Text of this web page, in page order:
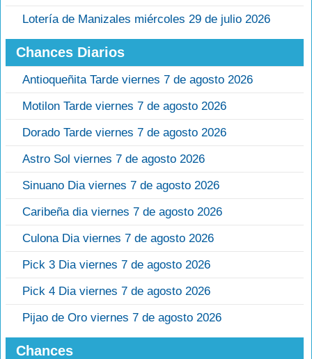
Lotería de Manizales miércoles 29 de julio 2026
Chances Diarios
Antioqueñita Tarde viernes 7 de agosto 2026
Motilon Tarde viernes 7 de agosto 2026
Dorado Tarde viernes 7 de agosto 2026
Astro Sol viernes 7 de agosto 2026
Sinuano Dia viernes 7 de agosto 2026
Caribeña dia viernes 7 de agosto 2026
Culona Dia viernes 7 de agosto 2026
Pick 3 Dia viernes 7 de agosto 2026
Pick 4 Dia viernes 7 de agosto 2026
Pijao de Oro viernes 7 de agosto 2026
Chances